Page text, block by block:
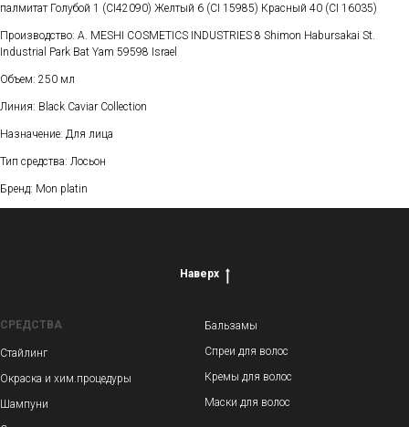
палмитат Голубой 1 (СI42090) Желтый 6 (CI 15985) Красный 40 (CI 16035)
Производство: A. MESHI COSMETICS INDUSTRIES 8 Shimon Habursakai St.
Industrial Park Bat Yam 59598 Israel
Объем: 250 мл
Линия: Black Caviar Collection
Назначение: Для лица
Тип средства: Лосьон
Бренд: Mon platin
Наверх
СРЕДСТВА
Стайлинг
Окраска и хим.процедуры
Шампуни
Бальзамы
Спреи для волос
Кремы для волос
Маски для волос